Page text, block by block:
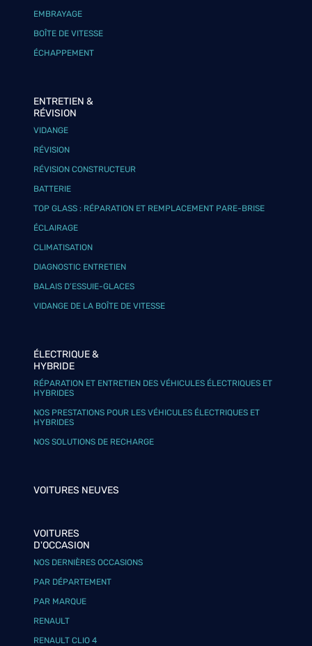
EMBRAYAGE
BOÎTE DE VITESSE
ÉCHAPPEMENT
ENTRETIEN &
RÉVISION
VIDANGE
RÉVISION
RÉVISION CONSTRUCTEUR
BATTERIE
TOP GLASS : RÉPARATION ET REMPLACEMENT PARE-BRISE
ÉCLAIRAGE
CLIMATISATION
DIAGNOSTIC ENTRETIEN
BALAIS D’ESSUIE-GLACES
VIDANGE DE LA BOÎTE DE VITESSE
ÉLECTRIQUE &
HYBRIDE
RÉPARATION ET ENTRETIEN DES VÉHICULES ÉLECTRIQUES ET
HYBRIDES
NOS PRESTATIONS POUR LES VÉHICULES ÉLECTRIQUES ET
HYBRIDES
NOS SOLUTIONS DE RECHARGE
VOITURES NEUVES
VOITURES
D'OCCASION
NOS DERNIÈRES OCCASIONS
PAR DÉPARTEMENT
PAR MARQUE
RENAULT
RENAULT CLIO 4